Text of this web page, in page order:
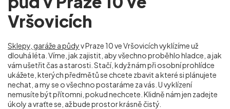
Vršovicích
Sklepy, garáže a půdyv Praze 10 ve Vršovicíchvyklízíme už
dlouhá léta. Víme, jak zajistit, aby všechno proběhlo hladce, a jak
vám ušetřit čas a starosti. Stačí, když nám při osobní prohlídce
ukážete, kterých předmětů se chcete zbavit a které si plánujete
nechat, a my se o všechno postaráme za vás. U vyklízení
nemusíte být přítomni, pokud nechcete. Klidně nám jen zadejte
úkoly a vraťte se, až bude prostor krásně čistý.